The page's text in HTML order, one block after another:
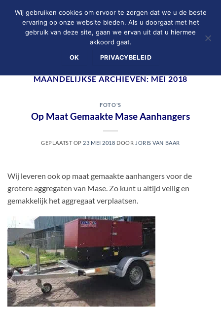
0
MAANDELIJKSE ARCHIEVEN:MEI 2018
FOTO'S
Op Maat Gemaakte Mase Aanhangers
GEPLAATST OP 23 MEI 2018 DOOR JORIS VAN BAAR
Wij leveren ook op maat gemaakte aanhangers voor de
grotere aggregaten van Mase. Zo kunt u altijd veilig en
gemakkelijk het aggregaat verplaatsen.
Wij gebruiken cookies om ervoor te zorgen dat we u de beste
ervaring op onze website bieden. Als u doorgaat met het
gebruik van deze site, gaan we ervan uit dat u hiermee
akkoord gaat.
OK PRIVACYBELEID